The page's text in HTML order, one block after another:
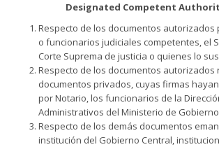
Designated Competent
Respecto de los documentos
o funcionarios judiciales competentes, el
Corte Suprema de justicia o quienes lo
Respecto de los documentos autorizados
documentos privados, cuyas firmas
por Notario, los funcionarios de la
Administrativos del Ministerio de Gobierno
Respecto de los demás documentos
institución del Gobierno Central,